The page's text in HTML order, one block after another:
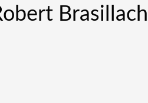
Brasillach